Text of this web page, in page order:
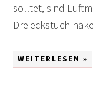
solltet, sind
Dreieckstuch
WEITERLESEN »